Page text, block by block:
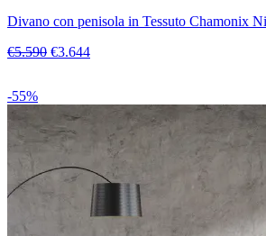
Divano con penisola in Tessuto Chamonix
€5.590 €3.644
-55%